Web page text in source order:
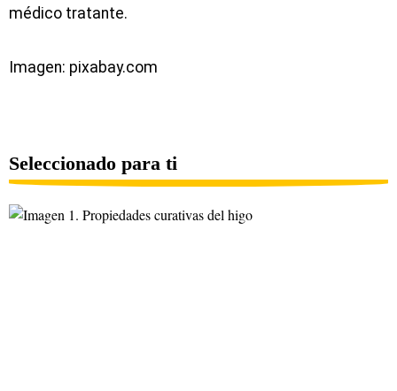
médico tratante.
Imagen: pixabay.com
Seleccionado para ti